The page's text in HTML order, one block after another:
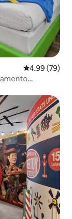
Calificación
4.99 (79)